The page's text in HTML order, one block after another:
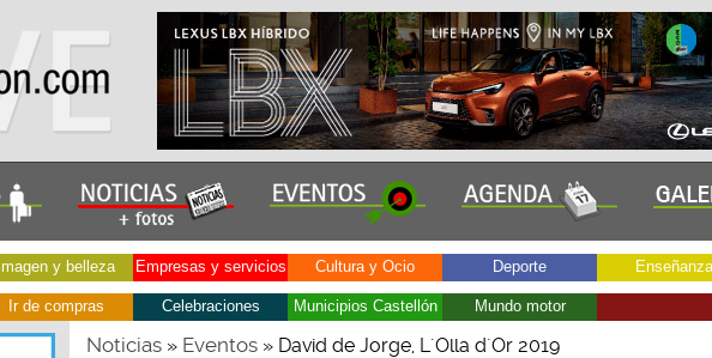
Imagen y belleza Empresas y servicios Cultura y Ocio Deporte Enseñanza
Ir de compras Celebraciones Municipios Castellón Mundo motor
Noticias» Eventos» David de Jorge, L´Olla d´Or 2019